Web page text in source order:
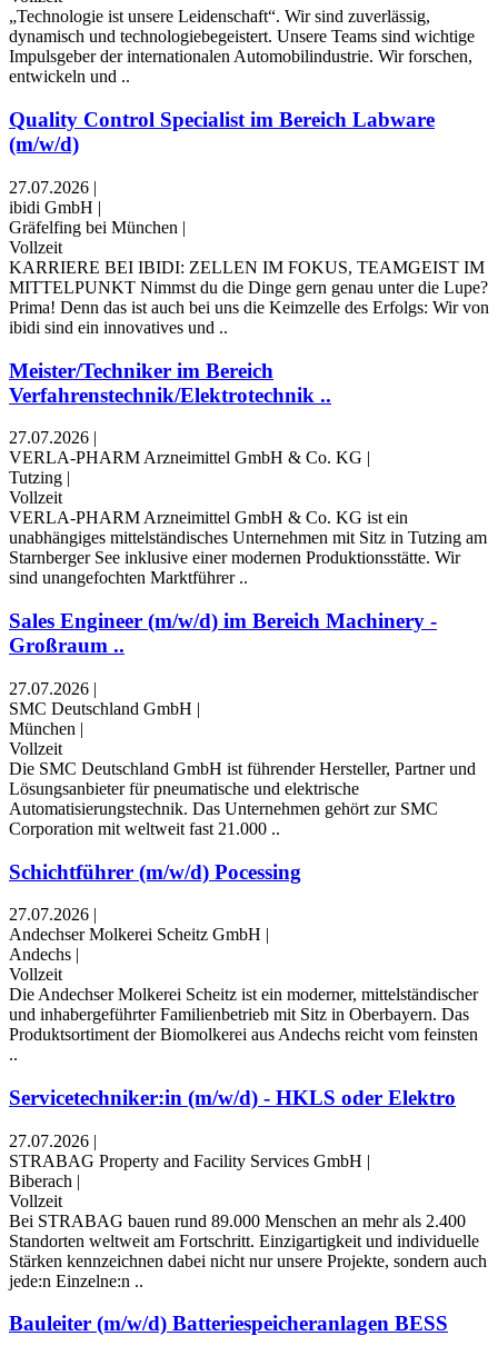
„Technologie ist unsere Leidenschaft“. Wir sind zuverlässig,
dynamisch und technologiebegeistert. Unsere Teams sind wichtige
Impulsgeber der internationalen Automobilindustrie. Wir forschen,
entwickeln und ..
Quality Control Specialist im Bereich Labware
(m/w/d)
27.07.2026 |
ibidi GmbH |
Gräfelfing bei München |
Vollzeit
KARRIERE BEI IBIDI: ZELLEN IM FOKUS, TEAMGEIST IM
MITTELPUNKT Nimmst du die Dinge gern genau unter die Lupe?
Prima! Denn das ist auch bei uns die Keimzelle des Erfolgs: Wir von
ibidi sind ein innovatives und ..
Meister/Techniker im Bereich
Verfahrenstechnik/Elektrotechnik ..
27.07.2026 |
VERLA-PHARM Arzneimittel GmbH & Co. KG |
Tutzing |
Vollzeit
VERLA-PHARM Arzneimittel GmbH & Co. KG ist ein
unabhängiges mittelständisches Unternehmen mit Sitz in Tutzing am
Starnberger See inklusive einer modernen Produktionsstätte. Wir
sind unangefochten Marktführer ..
Sales Engineer (m/w/d) im Bereich Machinery -
Großraum ..
27.07.2026 |
SMC Deutschland GmbH |
München |
Vollzeit
Die SMC Deutschland GmbH ist führender Hersteller, Partner und
Lösungsanbieter für pneumatische und elektrische
Automatisierungstechnik. Das Unternehmen gehört zur SMC
Corporation mit weltweit fast 21.000 ..
Schichtführer (m/w/d) Pocessing
27.07.2026 |
Andechser Molkerei Scheitz GmbH |
Andechs |
Vollzeit
Die Andechser Molkerei Scheitz ist ein moderner, mittel­ständischer
und inhaber­geführter Familien­betrieb mit Sitz in Ober­bayern. Das
Produkt­sortiment der Biomolkerei aus Andechs reicht vom feinsten
..
Servicetechniker:in (m/w/d) - HKLS oder Elektro
27.07.2026 |
STRABAG Property and Facility Services GmbH |
Biberach |
Vollzeit
Bei STRABAG bauen rund 89.000 Menschen an mehr als 2.400
Standorten weltweit am Fortschritt. Einzigartigkeit und individuelle
Stärken kennzeichnen dabei nicht nur unsere Projekte, sondern auch
jede:n Einzelne:n ..
Bauleiter (m/w/d) Batteriespeicheranlagen BESS